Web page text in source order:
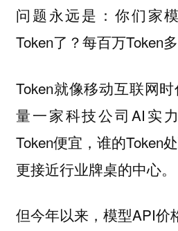
问题永远是：你们家
Token了？每百万Token
Token就像移动互联网
量一家科技公司AI实
Token便宜，谁的Token
更接近行业牌桌的中心。
但今年以来，模型API价